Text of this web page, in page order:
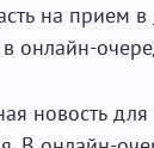
на прием в
в онлайн-
новость